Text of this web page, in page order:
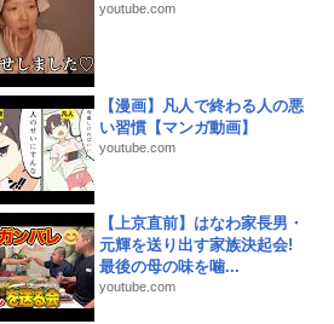
youtube.com
【漫画】凡人で終わる人の悪
い習慣【マンガ動画】
youtube.com
【上京直前】はなわ家長男・
元輝を送り出す家族決起会!
最後の母の味を噛...
youtube.com